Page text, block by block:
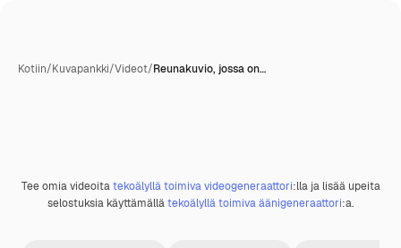
Kotiin/Kuvapankki/Videot/Reunakuvio, jossa on…
PremiumTekoälyn luoma
Tee omia videoitatekoälyllä toimiva videogeneraattori:lla ja lisää upeita
selostuksia käyttämällätekoälyllä toimiva äänigeneraattori:a.